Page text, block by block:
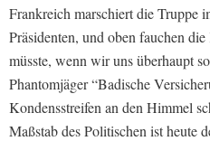
Frankreich marschiert die Truppe
Präsidenten, und oben fauchen
müsste, wenn wir uns überhaupt
Phantomjäger “Badische
Kondensstreifen an den Himmel
Maßstab des Politischen ist heute